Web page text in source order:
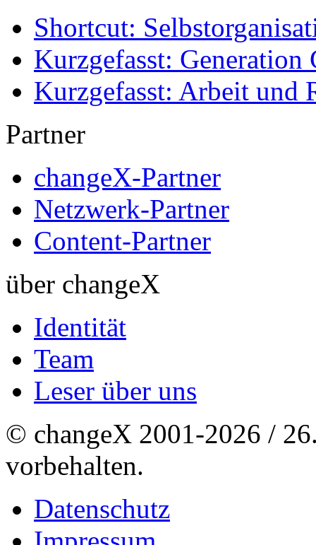
Shortcut:
Kurzgefasst: Generation
Kurzgefasst: Arbeit und
Partner
changeX-Partner
Netzwerk-Partner
Content-Partner
über changeX
Identität
Team
Leser über uns
© changeX 2001-2026 /
vorbehalten.
Datenschutz